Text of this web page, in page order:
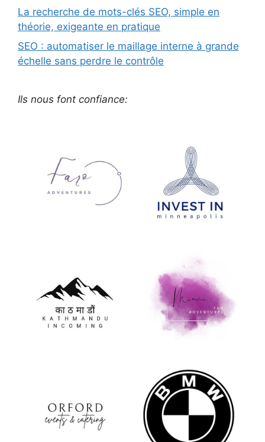
La recherche de mots-clés SEO, simple en
théorie, exigeante en pratique
SEO : automatiser le maillage interne à grande
échelle sans perdre le contrôle
Ils nous font confiance: